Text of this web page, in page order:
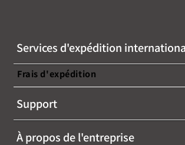
Services d'expédition
Frais d'expédition
Support
À propos de l'entreprise